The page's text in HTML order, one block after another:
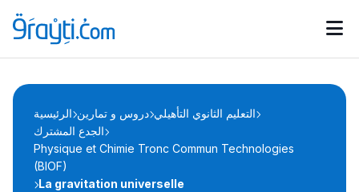
Catégories
d'actualités
Annonces bourses
الرئيسية دروس و تمارين التعليم الثانوي التأهيلي
الجدع المشترك
Physique et Chimie Tronc Commun Technologies
(BIOF)
La gravitation universelle